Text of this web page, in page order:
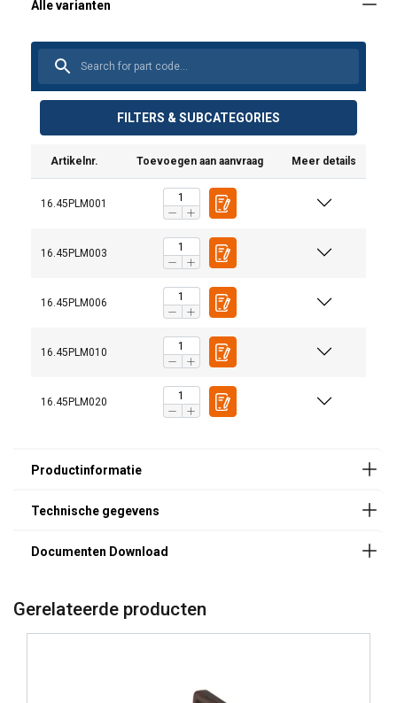
FILTERS & SUBCATEGORIES
Artikelnr. Toevoegen aan aanvraag Meer details
16.45PLM001
16.45PLM003
16.45PLM006
16.45PLM010
16.45PLM020
Rond
materiaal
40 kg
(≥55
mm)
125 kg
(≥70
mm)
600
250 kg
(≥80
1000
1 t (≥60
mm)
Gebruikershandleiding:
Manual-ML-20240528.pdf
Gerelateerde producten